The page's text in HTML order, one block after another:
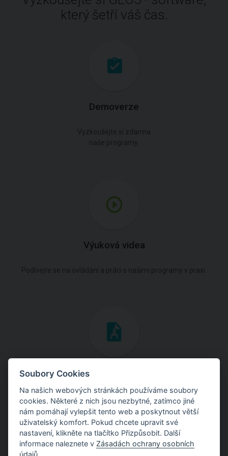
který šetří váš čas.
Demoverze
Výuková videa
Inženýrské manuály
Stáhněte si manuály s teoretickými i praktickými ukázkami
použití programů.
Soubory Cookies
Na našich webových stránkách používáme soubory
cookies. Některé z nich jsou nezbytné, zatímco jiné
nám pomáhají vylepšit tento web a poskytnout větší
uživatelský komfort. Pokud chcete upravit své
nastavení, klikněte na tlačítko Přizpůsobit. Další
informace naleznete v Zásadách ochrany osobních
údajů